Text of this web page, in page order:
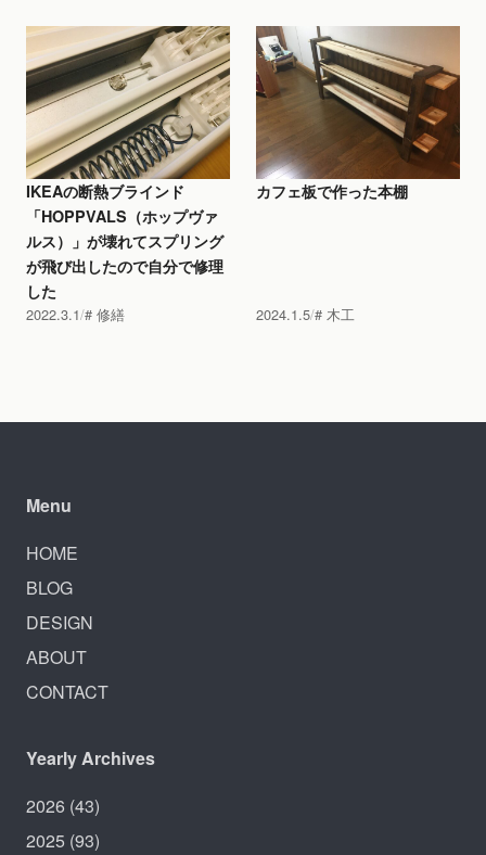
IKEAの断熱ブラインド
「HOPPVALS（ホップヴァ
ルス）」が壊れてスプリング
が飛び出したので自分で修理
した
2022.3.1 修繕
カフェ板で作った本棚
2024.1.5 木工
Menu
HOME
BLOG
DESIGN
ABOUT
CONTACT
Yearly Archives
2026 (43)
2025 (93)